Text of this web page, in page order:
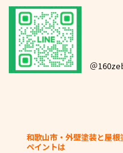
＠
和歌山市・外壁塗装と屋
ペイントは